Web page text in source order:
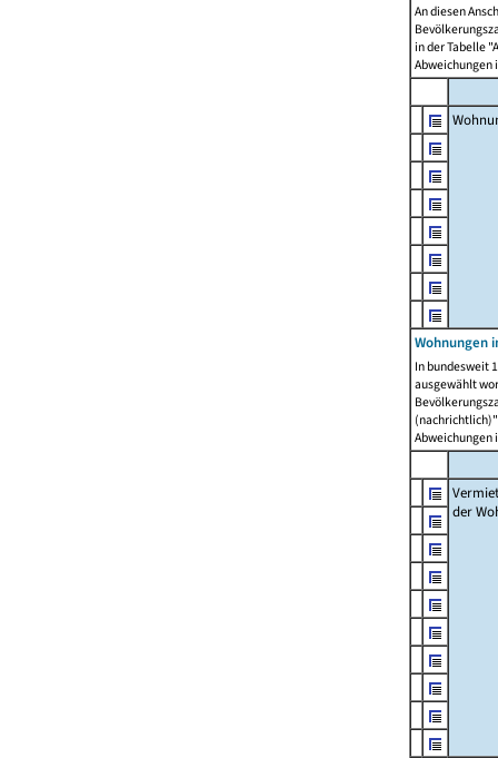
An diesen
in der Tabelle
Abweichungen
Wohnungen
In bundesweit
ausgewählt
Abweichungen
der